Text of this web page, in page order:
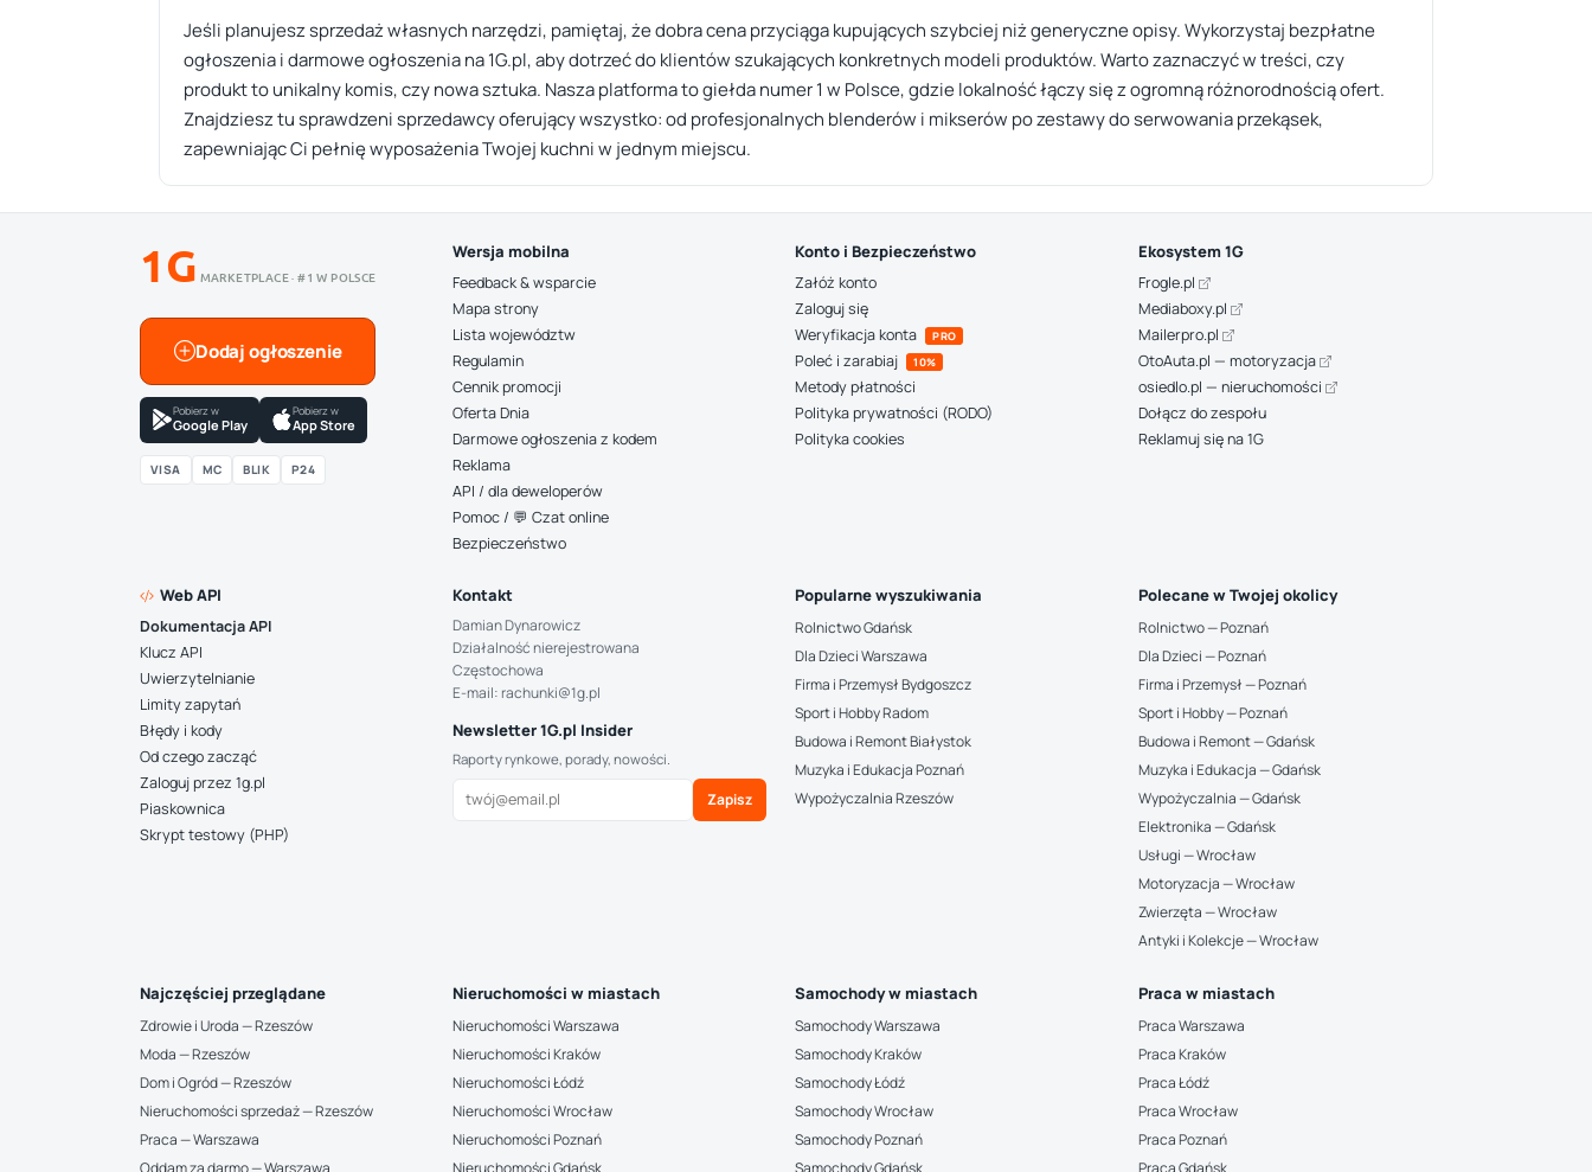
Jeśli planujesz sprzedaż własnych narzędzi, pamiętaj, że dobra cena przyciąga kupujących szybciej niż generyczne opisy. Wykorzystaj bezpłatne
ogłoszenia i darmowe ogłoszenia na 1G.pl, aby dotrzeć do klientów szukających konkretnych modeli produktów. Warto zaznaczyć w treści, czy
produkt to unikalny komis, czy nowa sztuka. Nasza platforma to giełda numer 1 w Polsce, gdzie lokalność łączy się z ogromną różnorodnością ofert.
Znajdziesz tu sprawdzeni sprzedawcy oferujący wszystko: od profesjonalnych blenderów i mikserów po zestawy do serwowania przekąsek,
zapewniając Ci pełnię wyposażenia Twojej kuchni w jednym miejscu.
1G MARKETPLACE · #1 W POLSCE
Dodaj ogłoszenie
Pobierz w
Google Play
Pobierz w
App Store
VISA MC BLIK P24
Wersja mobilna
Feedback & wsparcie
Mapa strony
Lista województw
Regulamin
Cennik promocji
Oferta Dnia
Darmowe ogłoszenia z kodem
Reklama
API / dla deweloperów
Pomoc / 💬 Czat online
Bezpieczeństwo
Konto i Bezpieczeństwo
Załóż konto
Zaloguj się
Weryfikacja konta
PRO
Poleć i zarabiaj 10%
Metody płatności
Polityka prywatności (RODO)
Polityka cookies
Ekosystem 1G
Frogle.pl
Mediaboxy.pl
Mailerpro.pl
OtoAuta.pl — motoryzacja
osiedlo.pl — nieruchomości
Dołącz do zespołu
Reklamuj się na 1G
Web API
Dokumentacja API
Klucz API
Uwierzytelnianie
Limity zapytań
Błędy i kody
Od czego zacząć
Zaloguj przez 1g.pl
Piaskownica
Skrypt testowy (PHP)
Kontakt
Damian Dynarowicz
Działalność nierejestrowana
Częstochowa
E-mail: rachunki@1g.pl
Newsletter 1G.pl Insider
Raporty rynkowe, porady, nowości.
Zapisz
Popularne wyszukiwania
Rolnictwo Gdańsk
Dla Dzieci Warszawa
Firma i Przemysł Bydgoszcz
Sport i Hobby Radom
Budowa i Remont Białystok
Muzyka i Edukacja Poznań
Wypożyczalnia Rzeszów
Polecane w Twojej okolicy
Rolnictwo — Poznań
Dla Dzieci — Poznań
Firma i Przemysł — Poznań
Sport i Hobby — Poznań
Budowa i Remont — Gdańsk
Muzyka i Edukacja — Gdańsk
Wypożyczalnia — Gdańsk
Elektronika — Gdańsk
Usługi — Wrocław
Motoryzacja — Wrocław
Zwierzęta — Wrocław
Antyki i Kolekcje — Wrocław
Najczęściej przeglądane
Zdrowie i Uroda — Rzeszów
Moda — Rzeszów
Dom i Ogród — Rzeszów
Nieruchomości sprzedaż — Rzeszów
Praca — Warszawa
Oddam za darmo — Warszawa
Nieruchomości w miastach
Nieruchomości Warszawa
Nieruchomości Kraków
Nieruchomości Łódź
Nieruchomości Wrocław
Nieruchomości Poznań
Nieruchomości Gdańsk
Samochody w miastach
Samochody Warszawa
Samochody Kraków
Samochody Łódź
Samochody Wrocław
Samochody Poznań
Samochody Gdańsk
Praca w miastach
Praca Warszawa
Praca Kraków
Praca Łódź
Praca Wrocław
Praca Poznań
Praca Gdańsk